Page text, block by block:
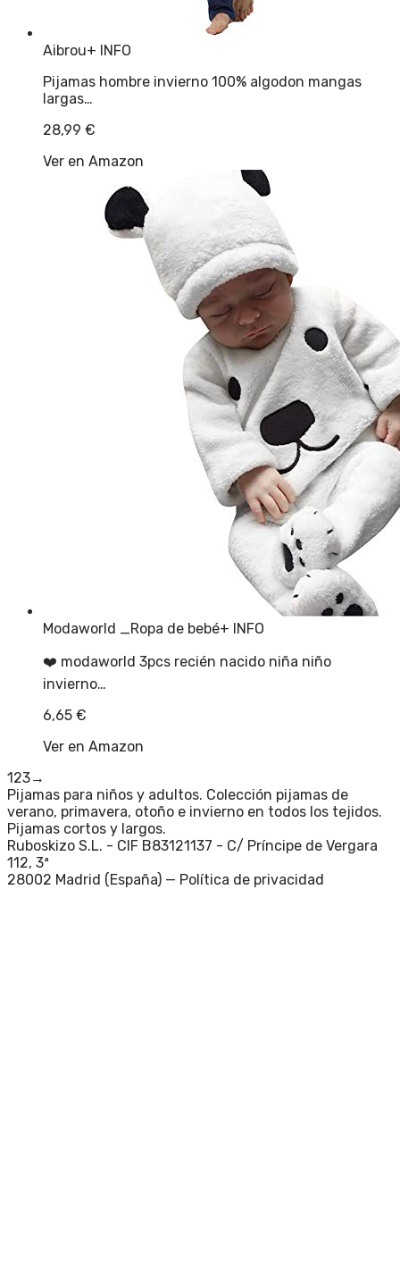
Aibrou+ INFO
Pijamas hombre invierno 100% algodon mangas
largas…
28,99 €
Ver en Amazon
Modaworld _Ropa de bebé+ INFO
❤️ modaworld 3pcs recién nacido niña niño
invierno…
6,65 €
Ver en Amazon
123→
Pijamas para niños y adultos. Colección pijamas de
verano, primavera, otoño e invierno en todos los tejidos.
Pijamas cortos y largos.
Ruboskizo S.L. - CIF B83121137 - C/ Príncipe de Vergara
112, 3ª
28002 Madrid (España) — Política de privacidad